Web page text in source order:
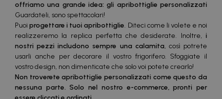
offriamo una grande idea: gli apribottiglie personalizzati
Guardateli, sono spettacolari!
Puoiprogettare i tuoi apribottiglie. Diteci come li volete e noi
realizzeremo la replica perfetta che desiderate. Inoltre, i
nostri pezzi includono sempre una calamita, così potrete
usarli anche per decorare il vostro frigorifero. Sfoggiate il
vostro design, non dimenticate che solo voi potete crearlo!
Non troverete apribottiglie personalizzati come questo da
nessuna parte.Solo nel nostro e-commerce, pronti per